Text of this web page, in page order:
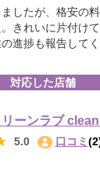
したが、格安の
きれいに片付け
進捗も報告して
対応した店舗
ーンラブ
5.0 口コミ